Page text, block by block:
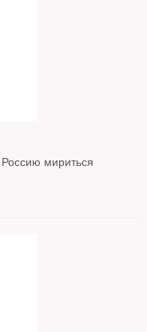
мириться